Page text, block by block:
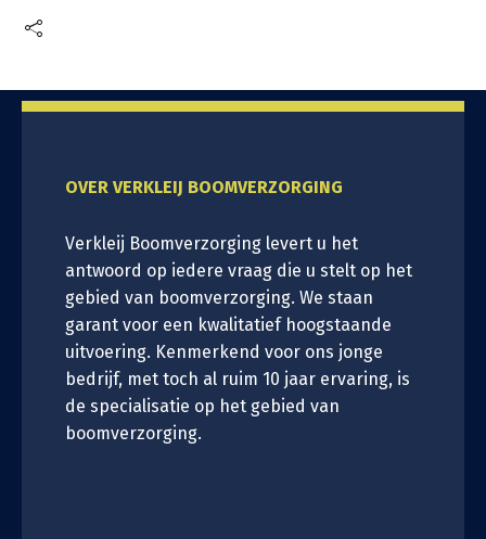
OVER VERKLEIJ BOOMVERZORGING
Verkleij Boomverzorging levert u het
antwoord op iedere vraag die u stelt op het
gebied van boomverzorging. We staan
garant voor een kwalitatief hoogstaande
uitvoering. Kenmerkend voor ons jonge
bedrijf, met toch al ruim 10 jaar ervaring, is
de specialisatie op het gebied van
boomverzorging.